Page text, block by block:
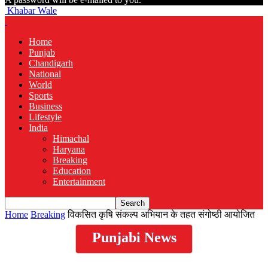
Khabar Wale
Home
Punjab
Chandigarh
National
World
Sports
Business
Lifestyle
India
Himachal
Haryana
Breaking
Education
Entertainment
Home Breaking विकसित कृषि संकल्प अभियान के तहत संगोष्ठी आयोजित
Punjabi News